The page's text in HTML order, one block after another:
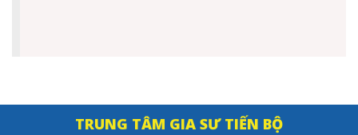
TRUNG TÂM GIA SƯ TIẾN BỘ